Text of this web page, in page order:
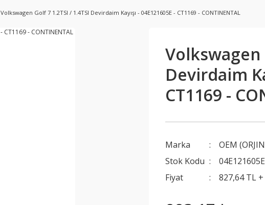
Volkswagen Golf 7 1.2TSI / 1.4TSI Devirdaim Kayışı - 04E121605E - CT1169 - CONTINENTAL
Volkswagen
Devirdaim
CT1169 -
Marka
OEM
Stok Kodu
Fiyat
827,64 TL